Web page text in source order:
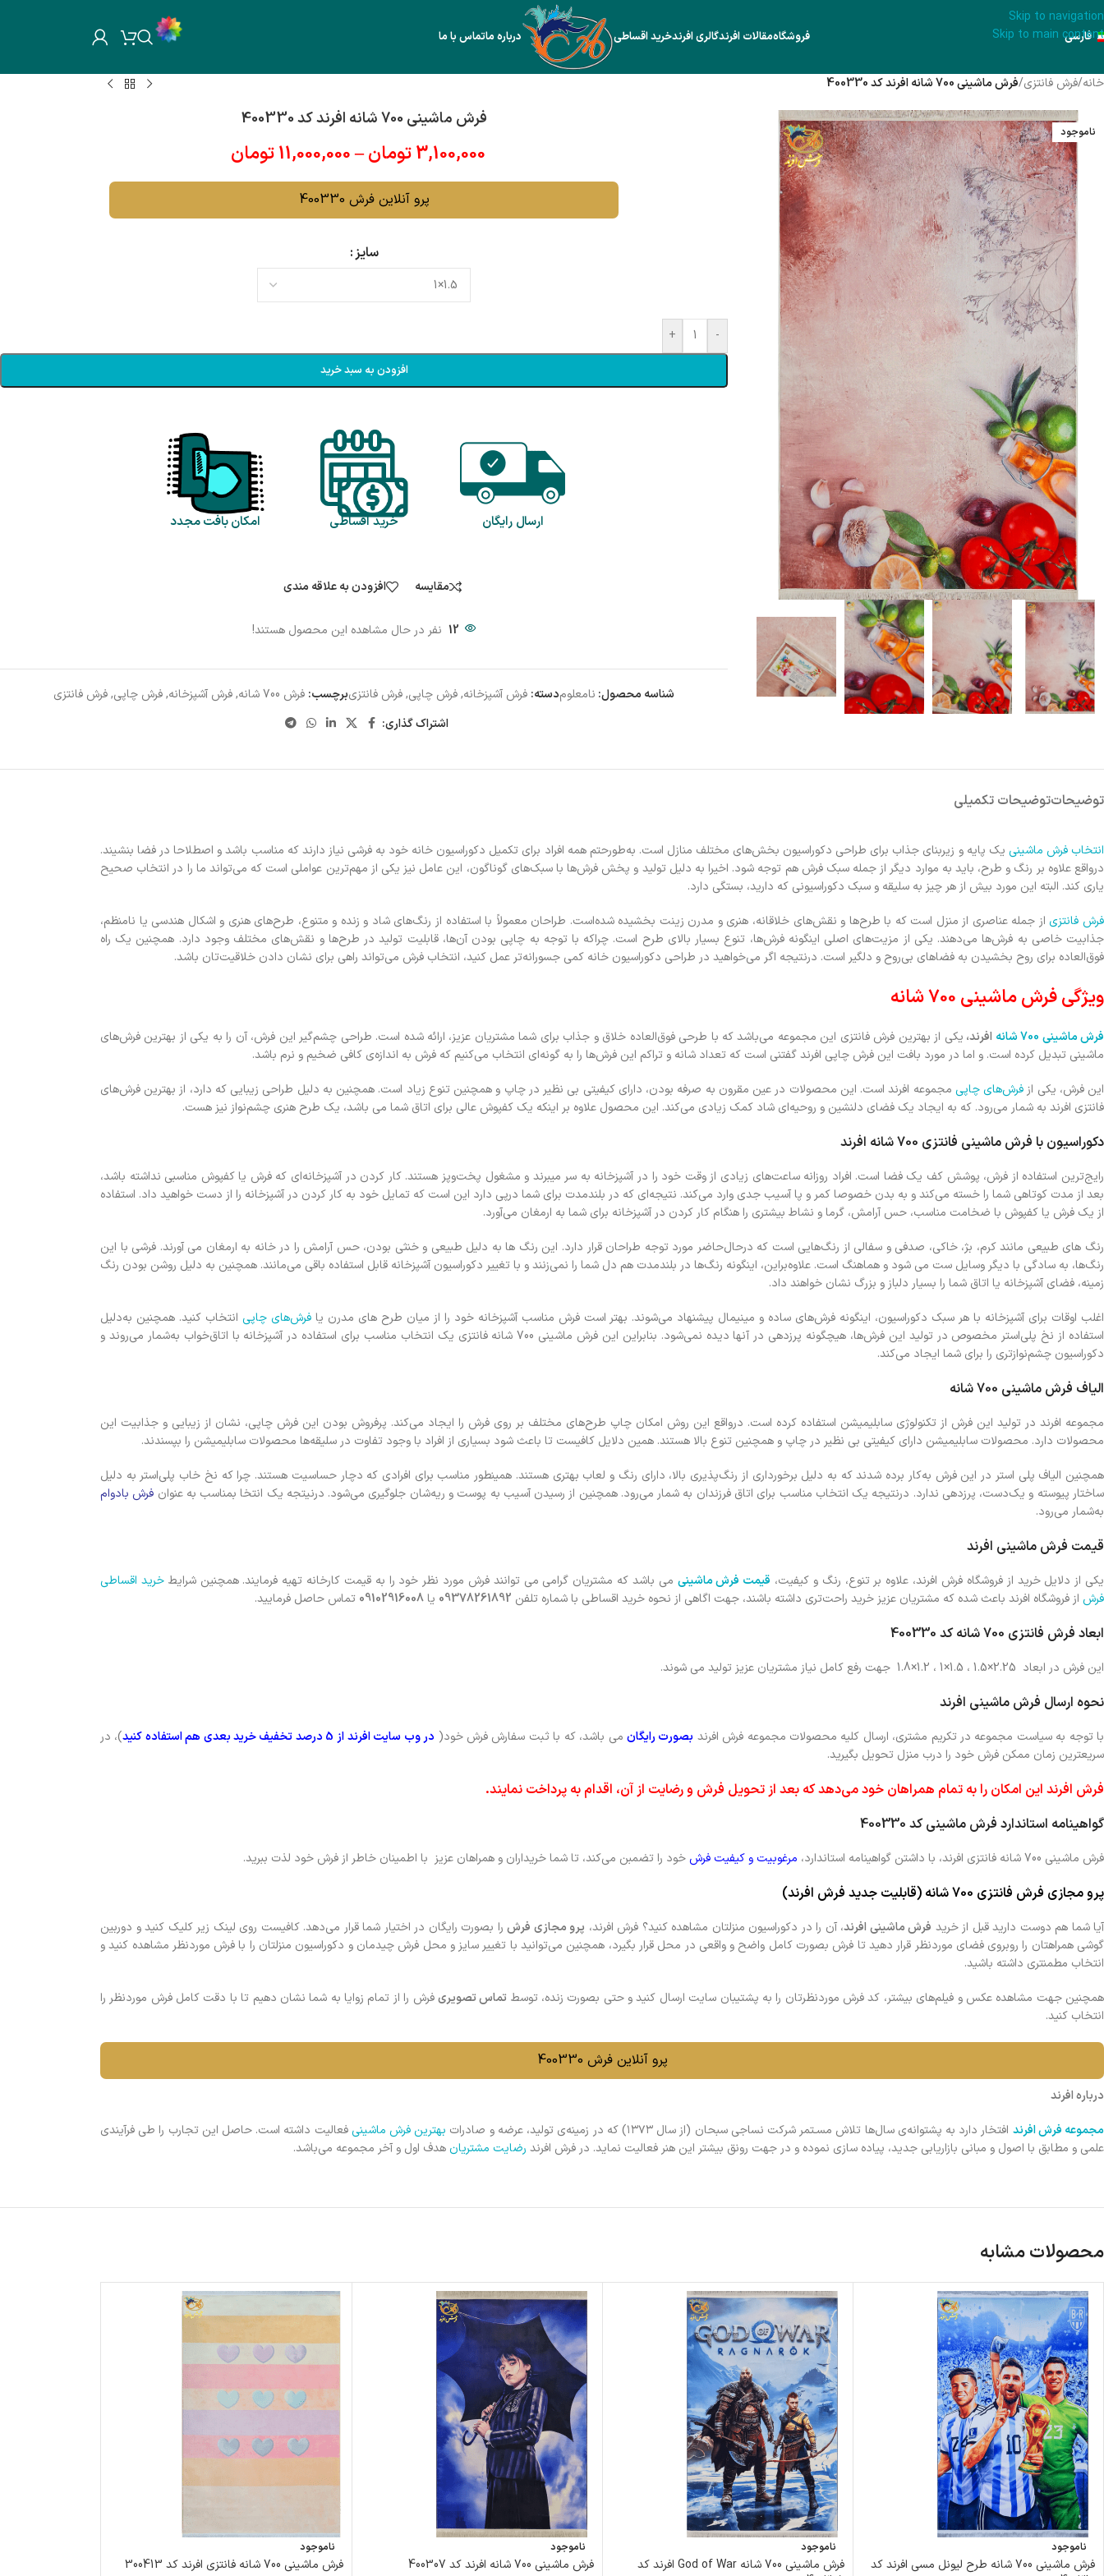
Skip to navigation
Skip to main content
فارسی فروشگاهمقالات افرندگالری افرندخرید اقساطی درباره ماتماس با ما
خانه/فرش فانتزی/فرش ماشینی 700 شانه افرند كد 400330
ناموجود
فرش ماشینی 700 شانه افرند كد 400330
3,100,000تومان–
11,000,000تومان
پرو آنلاین فرش 400330
سایز
-
+
افزودن به سبد خرید
ارسال رایگان خرید اقساطی امکان بافت مجدد
مقایسه افزودن به علاقه مندی
12 نفر در حال مشاهده این محصول هستند!
شناسه محصول: نامعلومدسته: فرش آشپزخانه,فرش چاپی,فرش فانتزیبرچسب: فرش 700 شانه ,فرش آشپزخانه,فرش چاپی,فرش فانتزی
اشتراک گذاری:
توضیحاتتوضیحات تکمیلی
انتخاب فرش ماشینی یک پایه و زیربنای جذاب برای طراحی دکوراسیون بخش‌های مختلف منازل است. به‌طورحتم همه افراد برای تکمیل دکوراسیون خانه‌ خود به فرشی نیاز دارند که مناسب باشد و اصطلاحا در فضا بنشیند.
درواقع علاوه بر رنگ و طرح، باید به موارد دیگر از جمله سبک فرش هم توجه شود. اخیرا به دلیل تولید و پخش فرش‌ها با سبک‌هاي گوناگون، اين عامل نيز یکی از مهم‌ترین عواملی است که می‌تواند ما را در انتخاب صحيح
ياري كند. البته اين مورد بيش از هر چیز به سلیقه و سبک دکوراسیونی که دارید، بستگي دارد.
فرش‌ فانتزیاز جمله عناصری از منزل است که با طرح‌ها و نقش‌های خلاقانه، هنری و مدرن زينت بخشيده شده‌‌است. طراحان معمولاً با استفاده از رنگ‌های شاد و زنده و متنوع، طرح‌های هنري و اشکال هندسي يا نامنظم،
جذابیت خاصی به فرش‌ها مي‌دهند. يكي از مزيت‌هاي اصلي اينگونه فرش‌ها، تنوع بسیار بالای طرح است. چراکه با توجه به چاپی بودن آن‌ها، قابلیت تولید در طرح‌ها و نقش‌های مختلف وجود دارد. همچنین یک راه
فوق‌العاده برای روح بخشیدن به فضاهای بی‌روح و دلگیر است. درنتیجه اگر می‌خواهید در طراحی دکوراسیون خانه کمی جسورانه‌تر عمل کنید، انتخاب فرش می‌تواند راهی برای نشان دادن خلاقیت‌تان باشد.
ویژگی فرش ماشيني 700 شانه
فرش ماشینی 700 شانه افرند، یکی از بهترین فرش‌ فانتزی این مجموعه می‌باشد که با طرحی فوق‌العاده خلاق و جذاب برای شما مشتریان عزیز، ارائه شده است. طراحی چشم‌گیر این فرش، آن را به یکی از بهترین فرش‌های
ماشینی تبديل كرده است. و اما در مورد بافت این فرش چاپی افرند گفتنی است که تعداد شانه و تراکم این فرش‌ها را به گونه‌ای انتخاب می‌کنیم که فرش به اندازه‌ی کافی ضخیم و نرم باشد.
این فرش، یکی از فرش‌های چاپی مجموعه افرند است. این محصولات در عین مقرون به صرفه بودن، دارای کیفیتی بی نظیر در چاپ و همچنین تنوع زیاد است. همچنین به دلیل طراحی زیبایی که دارد، از بهترین فرش‌های
فانتزی افرند به شمار می‌رود. که به ایجاد یک فضای دلنشین و روحیه‌ای شاد کمک زیادی می‌کند. این محصول علاوه بر اینکه یک کفپوش عالی برای اتاق شما می باشد، یک طرح هنری چشم‌نواز نیز هست.
دکوراسیون با فرش ماشيني فانتزي 700 شانه افرند
رایج‌ترین استفاده از فرش، پوشش کف یک فضا است. افراد روزانه ساعت‌های زیادی از وقت خود را در آشپزخانه به سر میبرند و مشغول پخت‌وپز هستند. کار کردن در آشپزخانه‌ای که فرش یا کفپوش مناسبی نداشته باشد،
بعد از مدت كوتاهي شما را خسته مي‌كند و به بدن خصوصا کمر و پا آسیب جدی وارد مي‌كند. نتيجه‌اي كه در بلندمدت براي شما درپي دارد اين است كه تمايل خود به كار كردن در آشپزخانه را از دست خواهيد داد. استفاده
از يك فرش يا كفپوش با ضخامت مناسب، حس آرامش، گرما و نشاط بیشتری را هنگام کار کردن در آشپزخانه براي شما به ارمغان مي‌آورد.
رنگ های طبیعی مانند کرم، بژ، خاکی، صدفي و سفالی از رنگ‌هایي است كه درحال‌حاضر مورد توجه طراحان قرار دارد. این رنگ ها به دلیل طبیعی و خنثي بودن، حس آرامش را در خانه به ارمغان می آورند. فرشی با اين
رنگ‌ها، به سادگي با ديگر وسايل ست می شود و هماهنگ است. علاوه‌براين، اینگونه رنگ‌ها در بلندمدت هم دل شما را نمي‌زنند و با تغییر دکوراسیون آشپزخانه قابل استفاده باقي مي‌مانند. همچنين به دليل روشن بودن رنگ
زمينه، فضاي آشپزخانه يا اتاق شما را بسيار دلباز و بزرگ نشان خواهند داد.
اغلب اوقات برای آشپزخانه با هر سبك دكوراسيون، اينگونه فرش‌هاي ساده و مينيمال پیشنهاد می‌شوند. بهتر است فرش مناسب آشپزخانه خود را از میان طرح های مدرن یافرش‌های چاپي انتخاب کنید. همچنين به‌دلیل
استفاده از نخ پلی‌استر مخصوص در توليد این فرش‌ها، هيچگونه پرزدهي در آنها ديده نمي‌شود. بنابراين اين فرش ماشيني 700 شانه فانتزي يك انتخاب مناسب براي استفاده در آشپزخانه با اتاق‌خواب به‌شمار مي‌روند و
دكوراسيون چشم‌نوازتري را براي شما ايجاد مي‌كند.
الياف فرش ماشيني 700 شانه
مجموعه افرند در توليد اين فرش از تكنولوژی سابليميشن استفاده کرده است. درواقع اين روش امكان چاپ طرح‌هاي مختلف بر روي فرش را ايجاد مي‌كند. پرفروش بودن اين فرش چاپی، نشان از زیبایی و جذابیت این
محصولات دارد. محصولات سابلیمیشن دارای کیفیتی بی نظیر در چاپ و همچنین تنوع بالا هستند. همين دلایل کافیست تا باعث شود بسیاری از افراد با وجود تفاوت در سلیقه‌ها محصولات سابلیمیشن را بپسندند.
همچنين الياف پلي استر در اين فرش به‌كار برده شدند كه به دليل برخورداري از رنگ‌پذيري بالا، دارای رنگ و لعاب بهتری هستند. همينطور مناسب براي افرادی كه دچار حساسيت هستند. چرا كه نخ خاب پلی‌استر به دلیل
ساختار پیوسته و یک‌دست، پرزدهی ندارد. درنتیجه یک انتخاب مناسب برای اتاق فرزندان به شمار می‌رود. همچنين از رسيدن آسيب به پوست و ريه‌شان جلوگيري مي‌شود. درنیتجه یک انتخا بمناسب به عنوان فرش بادوام
به‌شمار مي‌رود.
قيمت فرش ماشيني افرند
یکی از دلایل خرید از فروشگاه فرش افرند، علاوه بر تنوع، رنگ و کیفیت، قیمت فرش ماشینی می باشد که مشتریان گرامی می توانند فرش مورد نظر خود را به قیمت کارخانه تهیه فرمایند. همچنین شرایطخرید اقساطی
فرش از فروشگاه افرند باعث شده که مشتریان عزیز خرید راحت‌تری داشته باشند، جهت اگاهی از نحوه خرید اقساطی با شماره تلفن 09378261892 یا09102916008 تماس حاصل فرمایید.
ابعاد فرش فانتزي 700 شانه کد 400330
این فرش در ابعاد 2.25×1.5 ، 1.5×1 ، 1.2×1.8 جهت رفع کامل نیاز مشتریان عزیز تولید می شوند.
نحوه ارسال فرش ماشینی افرند
با توجه به سیاست مجموعه در تکریم مشتری، ارسال کلیه محصولات مجموعه فرش افرند بصورت رایگان می باشد، که با ثبت سفارش فرش خود( در وب سایت افرند از 5 درصد تخفیف خرید بعدی هم استفاده کنید
)، در
سریعترین زمان ممکن فرش خود را درب منزل تحویل بگیرید.
فرش افرند این امکان را به تمام همراهان خود می‌دهد که بعد از تحویل فرش و رضایت از آن، اقدام به پرداخت نمایند.
گواهينامه استاندارد فرش ماشینی كد 400330
فرش ماشيني 700 شانه فانتزی افرند، با داشتن گواهینامه استاندارد، مرغوبیت و کیفیت فرش خود را تضمبن می‌کند، تا شما خریداران و همراهان عزیز با اطمینان خاطر از فرش خود لذت ببرید.
پرو مجازی فرش فانتزي 700 شانه (قابلیت جدید فرش افرند)
آیا شما هم دوست دارید قبل از خرید فرش ماشینی افرند، آن را در دکوراسیون منزلتان مشاهده کنید؟ فرش افرند، پرو مجازی فرش را بصورت رایگان در اختیار شما قرار می‌دهد. کافیست روی لینک زیر کلیک کنید و دوربین
گوشی همراهتان را روبروی فضای موردنظر قرار دهيد تا فرش بصورت کامل واضح و واقعی در محل قرار بگیرد، همچنین می‌توانید با تغییر سایز و محل فرش چیدمان و دکوراسیون منزلتان را با فرش موردنظر مشاهده کنید و
انتخاب مطمنتری داشته باشید.
همچنین جهت مشاهده عکس و فیلم‌های بیشتر، کد فرش موردنظرتان را به پشتیبان سایت ارسال کنید و حتی بصورت زنده، توسط تماس تصویریفرش را از تمام زوایا به شما نشان دهیم تا با دقت کامل فرش موردنظر را
انتخاب کنید.
پرو آنلاین فرش 400330
درباره افرند
مجموعه فرش افرند افتخار دارد به پشتوانه‌ی سال‌ها تلاش مسـتمر شرکت نساجی سبحان (از سال ۱۳۷۳) که در زمینه‌ی تولید، عرضه و صادرات بهترین فرش ماشینی فعالیت داشته است. حاصل این تجارب را طی فرآیندی
علمی و مطابق با اصول و مبانی بازاریابی جدید، پیاده سازی نموده و در جهت رونق بیشتر این هنر فعالیت نماید. در فرش افرند رضایت مشتریانهدف اول و آخر مجموعه می‌باشد.
محصولات مشابه
ناموجود
فرش ماشینی 700 شانه طرح لیونل مسی افرند کد
ناموجود
فرش ماشینی 700 شانه God of War افرند کد
ناموجود
فرش ماشینی 700 شانه افرند كد 400307
ناموجود
فرش ماشینی 700 شانه فانتزی افرند كد 300413